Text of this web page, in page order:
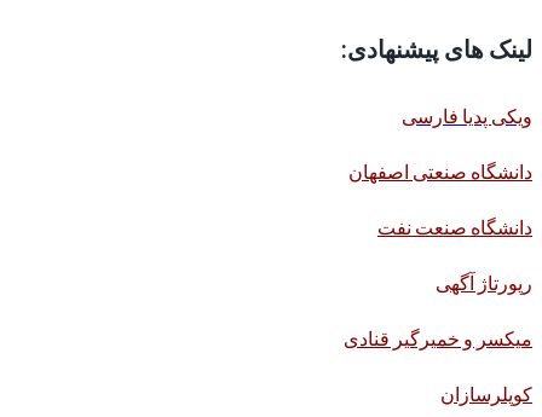
لینک های پیشنهادی:
ویکی پدیا فارسی
دانشگاه صنعتی اصفهان
دانشگاه صنعت نفت
رپورتاژ آگهی
میکسر و خمیرگیر قنادی
کوپلرسازان